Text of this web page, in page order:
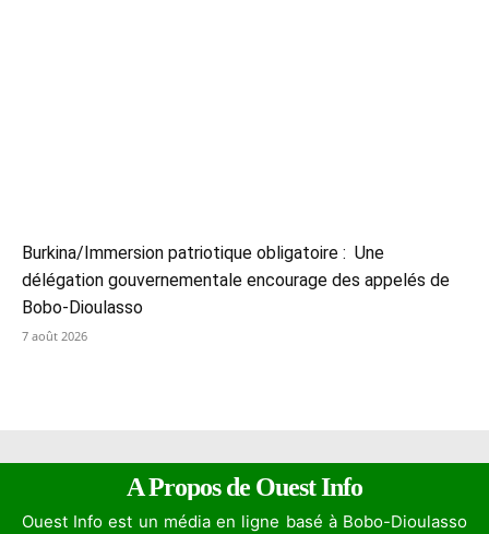
Burkina/Immersion patriotique obligatoire : Une
délégation gouvernementale encourage des appelés de
Bobo-Dioulasso
7 août 2026
A Propos de Ouest Info
Ouest Info est un média en ligne basé à Bobo-Dioulasso